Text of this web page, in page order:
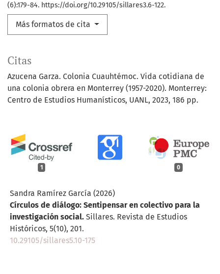
(6):179-84. https://doi.org/10.29105/sillares3.6-122.
Más formatos de cita
1 0
Sandra Ramírez García (2026)
Círculos de diálogo: Sentipensar en colectivo para la
investigación social. Sillares. Revista de Estudios
Históricos, 5(10), 201.
10.29105/sillares5.10-175
Citas
Azucena Garza. Colonia Cuauhtémoc. Vida cotidiana de
una colonia obrera en Monterrey (1957-2020). Monterrey:
Centro de Estudios Humanísticos, UANL, 2023, 186 pp.